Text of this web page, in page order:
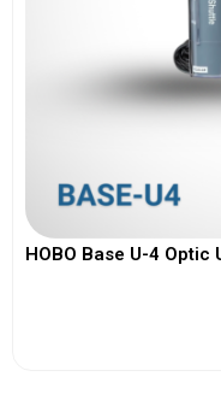
HOBO Base U-4 Optic